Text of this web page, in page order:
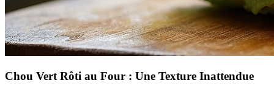
Chou Vert Rôti au Four : Une Texture Inattendue